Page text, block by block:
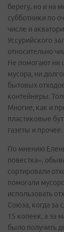
берегу, но и на
субботники по
числе и
Уссурийского
относительно
Не помогают ни
мусора, ни
бытовых
контейнеры.
Многие, как и
пластиковые
газеты и прочее.
По мнению
повестка»,
сортировали
помогали
использовать
Союза, когда за
15 копеек, а за
было получить